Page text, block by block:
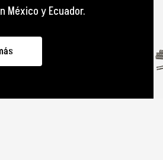
México y Ecuador.